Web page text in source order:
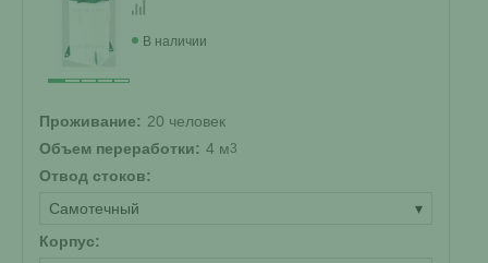
В наличии
Проживание: 20 человек
Объем переработки: 4 м3
Отвод стоков:
Самотечный
▾
Корпус: